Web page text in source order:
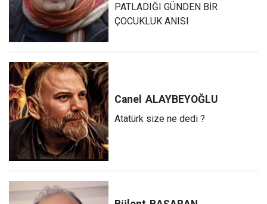
PATLADIĞI GÜNDEN BİR
ÇOCUKLUK ANISI
Canel ALAYBEYOĞLU
Atatürk size ne dedi ?